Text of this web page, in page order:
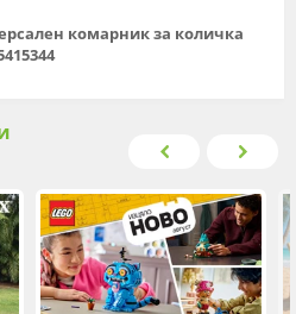
комарник за количка